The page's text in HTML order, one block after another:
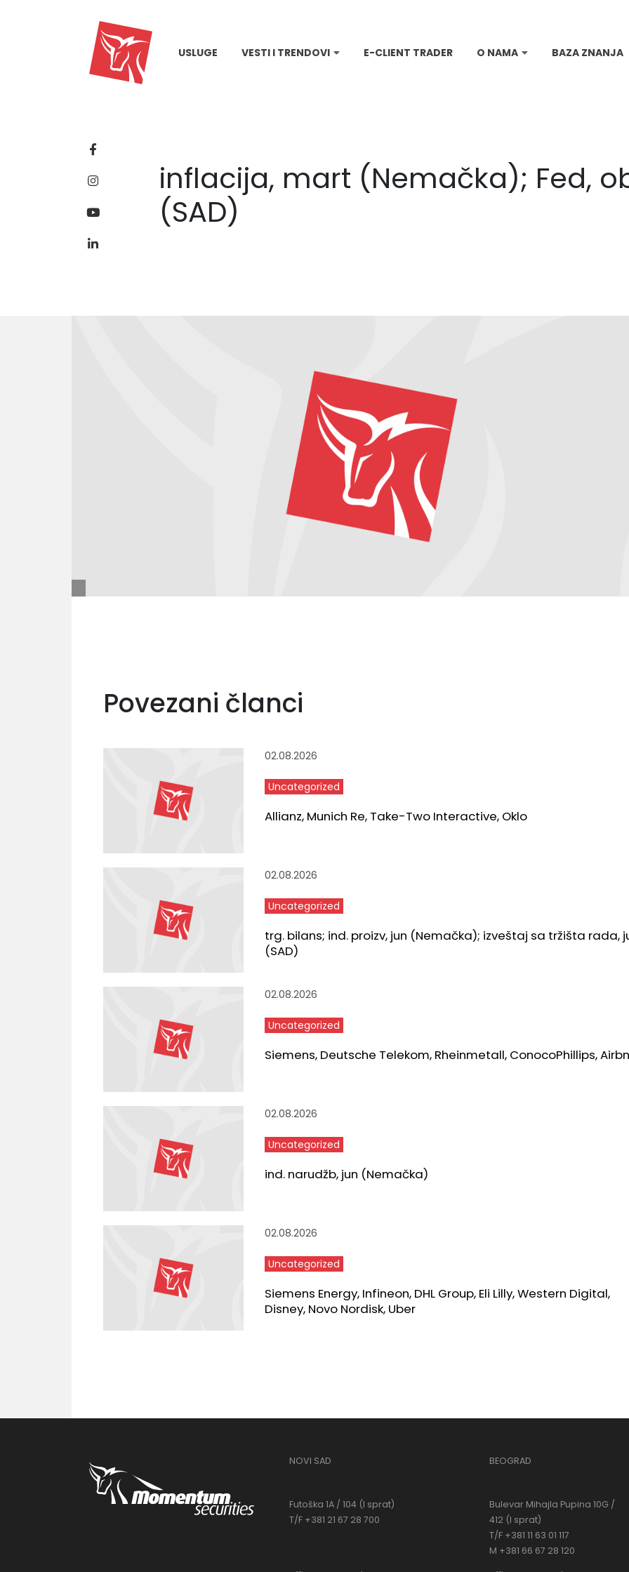
USLUGE VESTI I TRENDOVI E-CLIENT TRADER O NAMA BAZA ZNANJA
inflacija, mart (Nemačka); Fed,
(SAD)
Povezani članci
02.08.2026
Uncategorized
Allianz, Munich Re, Take-Two Interactive, Oklo
02.08.2026
Uncategorized
trg. bilans; ind. proizv, jun (Nemačka); izveštaj sa tržišta rada,
(SAD)
02.08.2026
Uncategorized
Siemens, Deutsche Telekom, Rheinmetall, ConocoPhillips,
02.08.2026
Uncategorized
ind. narudžb, jun (Nemačka)
02.08.2026
Uncategorized
Siemens Energy, Infineon, DHL Group, Eli Lilly, Western Digital,
Disney, Novo Nordisk, Uber
NOVI SAD
Futoška 1A / 104 (I sprat)
T/F +381 21 67 28 700
BEOGRAD
Bulevar Mihajla Pupina 10G /
412 (I sprat)
T/F +381 11 63 01 117
M +381 66 67 28 120